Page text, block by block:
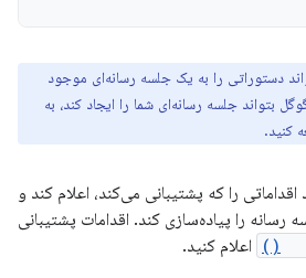
دستوراتی را به یک جلسه رسانه‌ای موجود
بتواند جلسه رسانه‌ای شما را ایجاد کند، به
کنید.
را که پشتیبانی می‌کند، اعلام کند و
رسانه را پیاده‌سازی کند. اقدامات پشتیبانی
اعلام کنید.